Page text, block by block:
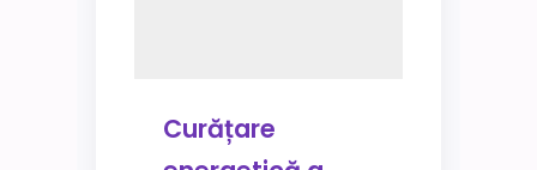
Curățare